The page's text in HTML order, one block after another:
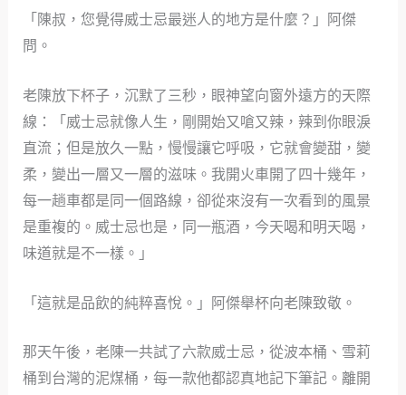
「陳叔，您覺得威士忌最迷人的地方是什麼？」阿傑
問。
老陳放下杯子，沉默了三秒，眼神望向窗外遠方的天際
線：「威士忌就像人生，剛開始又嗆又辣，辣到你眼淚
直流；但是放久一點，慢慢讓它呼吸，它就會變甜，變
柔，變出一層又一層的滋味。我開火車開了四十幾年，
每一趟車都是同一個路線，卻從來沒有一次看到的風景
是重複的。威士忌也是，同一瓶酒，今天喝和明天喝，
味道就是不一樣。」
「這就是品飲的純粹喜悅。」阿傑舉杯向老陳致敬。
那天午後，老陳一共試了六款威士忌，從波本桶、雪莉
桶到台灣的泥煤桶，每一款他都認真地記下筆記。離開